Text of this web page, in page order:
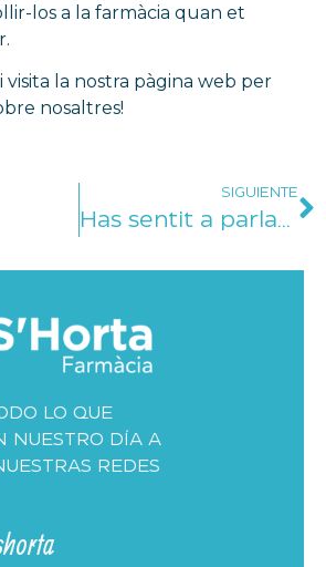
los a la farmàcia quan et
visita la nostra pàgina web per
nosaltres!
SIGUIENTE
Has sentit a parlar mai de la diabetis gestacional?
LO QUE
NUESTRO DÍA A
REDES